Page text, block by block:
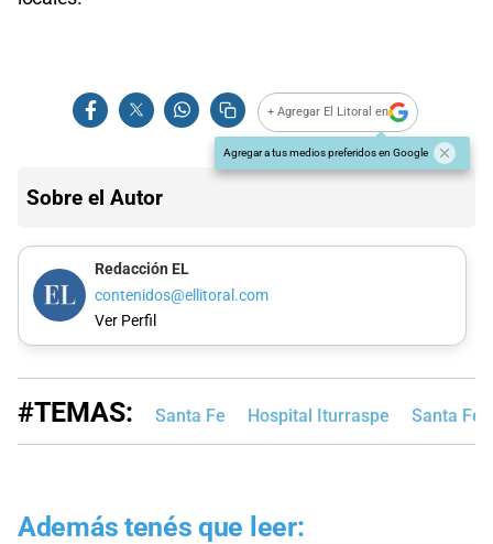
+ Agregar El Litoral en
Agregar a tus medios preferidos en Google
Sobre el Autor
Redacción EL
contenidos@ellitoral.com
Ver Perfil
#TEMAS: Santa Fe Hospital Iturraspe Santa Fe
Además tenés que leer: